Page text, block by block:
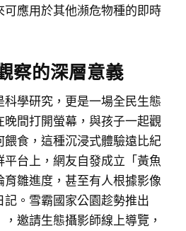
可應用於其他瀕危物種的即時
察的深層意義
學研究，更是一場全民生態
間打開螢幕，與孩子一起觀
餵食，這種沉浸式體驗遠比紀
台上，網友自發成立「黃魚
雛進度，甚至有人根據影像
。雪霸國家公園趁勢推出
，邀請生態攝影師線上導覽，